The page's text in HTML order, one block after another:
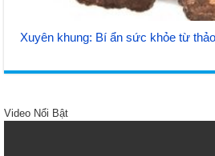
Xuyên khung: Bí ẩn sức khỏe từ
Video Nổi Bật